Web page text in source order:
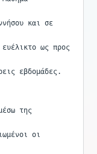
και σε
ως προς
εβδομάδες.
της
οι